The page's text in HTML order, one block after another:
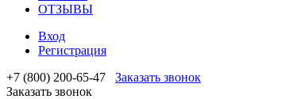
ОТЗЫВЫ
Вход
Регистрация
+7 (800) 200-65-47
Заказать звонок
Заказать звонок